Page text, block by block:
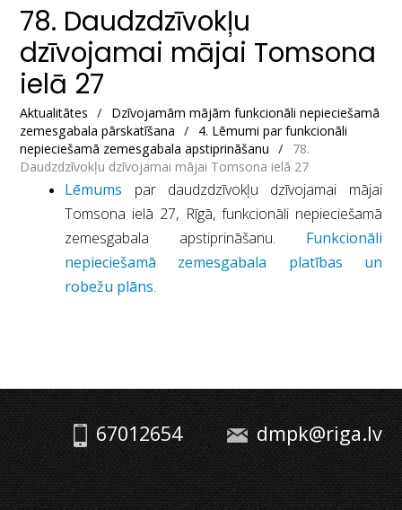
78. Daudzdzīvokļu
dzīvojamai mājai Tomsona
ielā 27
Aktualitātes / Dzīvojamām mājām funkcionāli nepieciešamā
zemesgabala pārskatīšana
/ 4. Lēmumi par funkcionāli
nepieciešamā zemesgabala apstiprināšanu
/ 78.
Daudzdzīvokļu dzīvojamai mājai Tomsona ielā 27
Lēmums par daudzdzīvokļu dzīvojamai mājai
Tomsona ielā 27, Rīgā, funkcionāli nepieciešamā
zemesgabala apstiprināšanu. Funkcionāli
nepieciešamā zemesgabala platības un
robežu plāns.
67012654 dmpk@riga.lv